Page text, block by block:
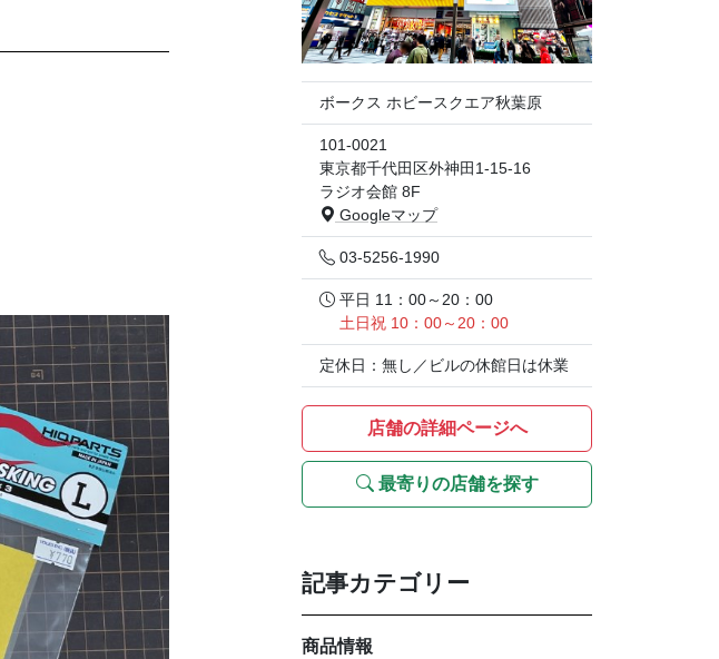
ボークス ホビースクエア秋葉原
101-0021
東京都千代田区外神田1-15-16
ラジオ会館 8F
Googleマップ
03-5256-1990
平日 11：00～20：00
土日祝 10：00～20：00
定休日：無し／ビルの休館日は休業
店舗の詳細ページへ
最寄りの店舗を探す
記事カテゴリー
商品情報